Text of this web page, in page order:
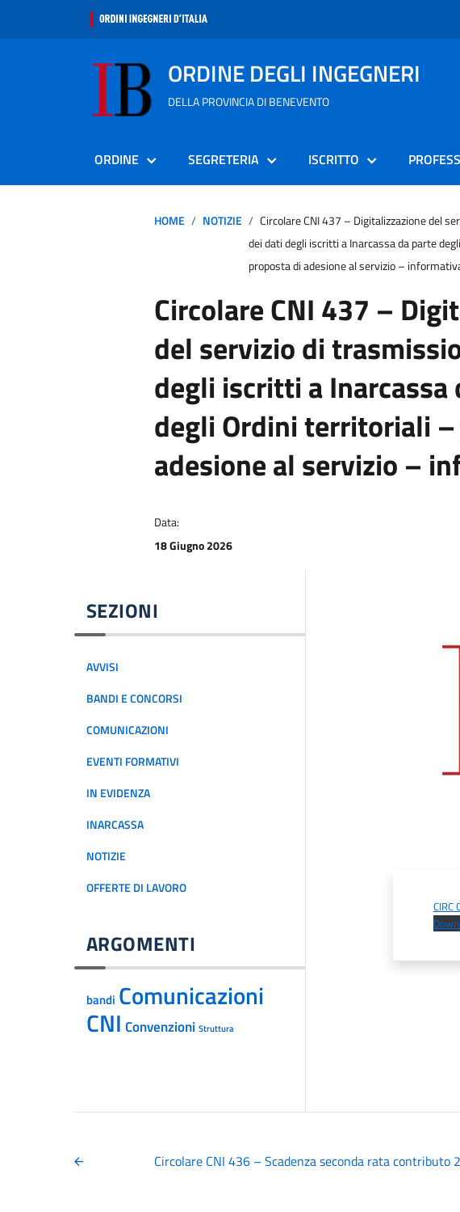
ORDINE DEGLI INGEGNERI
DELLA PROVINCIA DI BENEVENTO
ORDINE SEGRETERIA ISCRITTO
HOME NOTIZIE
Circolare CNI 437 – Digitalizzazione del
dei dati degli iscritti a Inarcassa da parte
proposta di adesione al servizio –
Circolare CNI 437 –
del servizio di
degli iscritti a Inarcassa
degli Ordini territoriali
adesione al servizio –
Data:
18 Giugno 2026
SEZIONI
AVVISI
BANDI E CONCORSI
COMUNICAZIONI
EVENTI FORMATIVI
IN EVIDENZA
INARCASSA
NOTIZIE
OFFERTE DI LAVORO
ARGOMENTI
bandi Comunicazioni
CNI Convenzioni Struttura
Circolare CNI 436 – Scadenza seconda rata contributo